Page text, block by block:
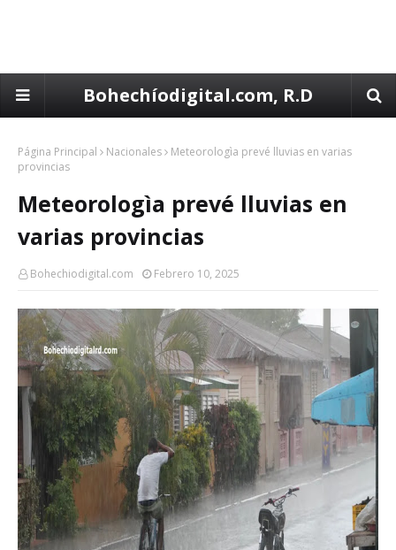
Bohechíodigital.com, R.D
Página Principal Nacionales
Meteorologìa prevé lluvias en varias
provincias
Meteorologìa prevé lluvias en
varias provincias
Bohechiodigital.com Febrero 10, 2025